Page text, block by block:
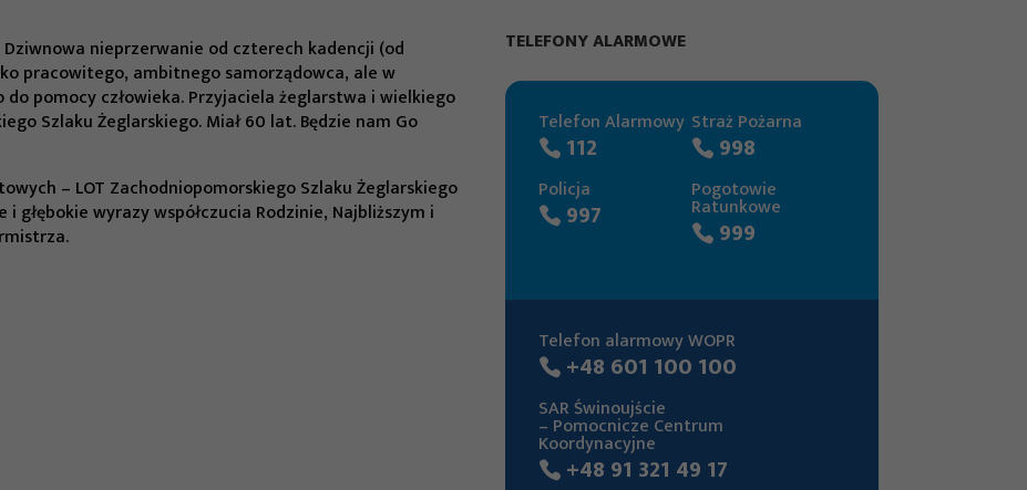
nieprzerwanie od czterech kadencji (od
pracowitego, ambitnego samorządowca, ale w
pomocy człowieka. Przyjaciela żeglarstwa i wielkiego
Szlaku Żeglarskiego. Miał 60 lat. Będzie nam Go
– LOT Zachodniopomorskiego Szlaku Żeglarskiego
głębokie wyrazy współczucia Rodzinie, Najbliższym i
TELEFONY ALARMOWE
Telefon Alarmowy
112
Straż Pożarna
998
Policja
997
Pogotowie
Ratunkowe
999
Telefon alarmowy WOPR
+48 601 100 100
SAR Świnoujście
– Pomocnicze Centrum
Koordynacyjne
+48 91 321 49 17